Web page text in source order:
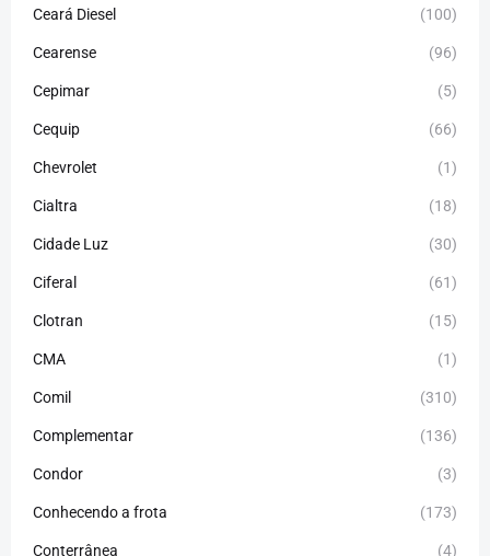
Ceará Diesel (100)
Cearense (96)
Cepimar (5)
Cequip (66)
Chevrolet (1)
Cialtra (18)
Cidade Luz (30)
Ciferal (61)
Clotran (15)
CMA (1)
Comil (310)
Complementar (136)
Condor (3)
Conhecendo a frota (173)
Conterrânea (4)